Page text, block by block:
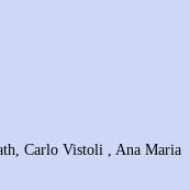
Carlo Vistoli , Ana Maria